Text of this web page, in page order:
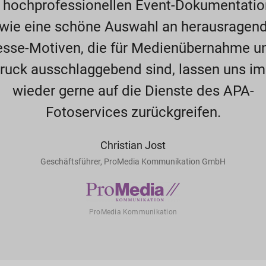
hochprofessionellen Event-
eine schöne Auswahl an
Motiven, die für Medienübernahme
ausschlaggebend sind, lassen uns
wieder gerne auf die Dienste des APA-
Fotoservices zurückgreifen.
Christian Jost
Geschäftsführer, ProMedia Kommunikation GmbH
ProMedia Kommunikation